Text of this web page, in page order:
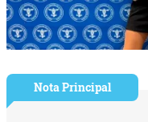
Nota Principal